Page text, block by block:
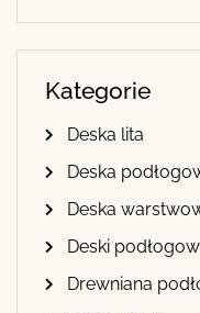
Kategorie
Deska lita
Deska
Deska
Deski
Drewniana